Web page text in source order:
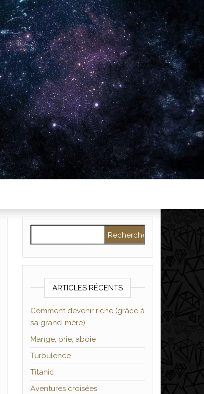
ARTICLES RÉCENTS
Comment devenir riche (grâce à
sa grand-mère)
Mange, prie, aboie
Turbulence
Titanic
Aventures croisées